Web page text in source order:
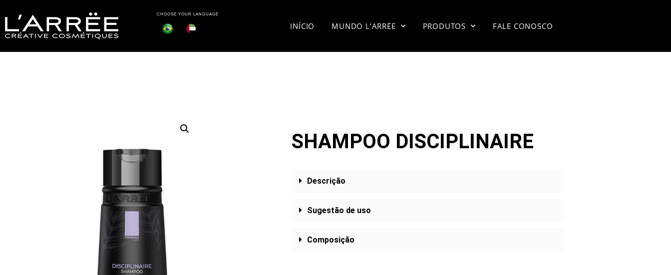
CHOOSE YOUR LANGUAGE
INÍCIO MUNDO L’ARRËE PRODUTOS FALE CONOSCO
SHAMPOO DISCIPLINAIRE
Descrição
Sugestão de uso
Composição